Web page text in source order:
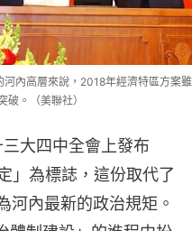
內高層來說，2018年經濟特區方案雖
。（美聯社）
大四中全會上發布
」為標誌，這份取代了
河內最新的政治規矩。